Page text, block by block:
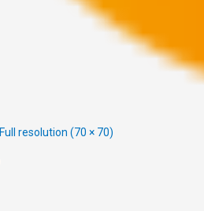
Full resolution (70 × 70)